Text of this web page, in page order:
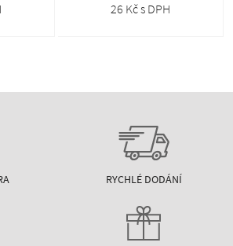
26 Kč s DPH
RYCHLÉ DODÁNÍ